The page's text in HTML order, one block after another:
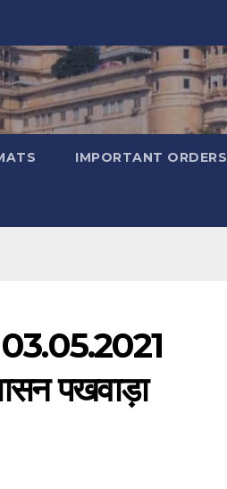
IMPORTANT ORDERS
03.05.2021
पखवाड़ा